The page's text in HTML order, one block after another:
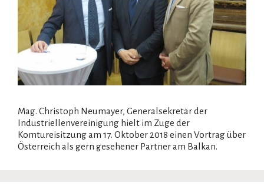
Mag. Christoph Neumayer, Generalsekretär der
Industriellenvereinigung hielt im Zuge der
Komtureisitzung am 17. Oktober 2018 einen Vortrag über
Österreich als gern gesehener Partner am Balkan.